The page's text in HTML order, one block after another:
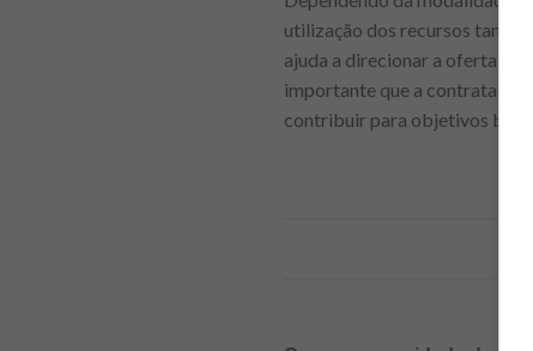
utilização dos recursos
ajuda a direcionar a oferta
importante que a contratação
contribuir para objetivos bem